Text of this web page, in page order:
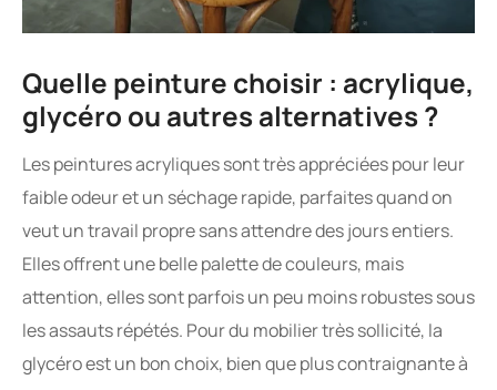
Quelle peinture choisir : acrylique,
glycéro ou autres alternatives ?
Les peintures acryliques sont très appréciées pour leur
faible odeur et un séchage rapide, parfaites quand on
veut un travail propre sans attendre des jours entiers.
Elles offrent une belle palette de couleurs, mais
attention, elles sont parfois un peu moins robustes sous
les assauts répétés. Pour du mobilier très sollicité, la
glycéro est un bon choix, bien que plus contraignante à